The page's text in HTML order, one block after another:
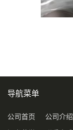
导航菜单
公司首页 公司介绍